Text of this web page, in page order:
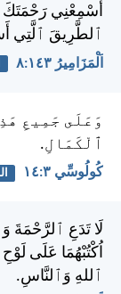
أَسْمِعْنِي رَحْمَتَكَ
ٱلطَّرِيقَ ٱلَّتِي
اَلْمَزَامِيرُ ١٤٣:‏٨
وَعَلَى جَمِيعِ
ٱلْكَمَالِ.
كُولُوسِّي ٣:‏١٤
لَا تَدَعِ ٱلرَّحْمَةَ
اُكْتُبْهُمَا عَلَى
ٱللهِ وَٱلنَّاسِ.